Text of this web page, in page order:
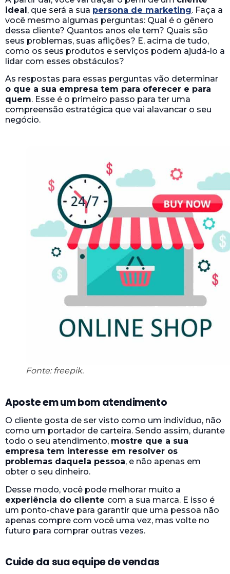
ideal, que será a sua persona de marketing. Faça a
você mesmo algumas perguntas: Qual é o gênero
dessa cliente? Quantos anos ele tem? Quais são
seus problemas, suas aflições? E, acima de tudo,
como os seus produtos e serviços podem ajudá-lo a
lidar com esses obstáculos?
As respostas para essas perguntas vão determinar
o que a sua empresa tem para oferecer e para
quem. Esse é o primeiro passo para ter uma
compreensão estratégica que vai alavancar o seu
negócio.
Fonte: freepik.
Aposte em um bom atendimento
O cliente gosta de ser visto como um indivíduo, não
como um portador de carteira. Sendo assim, durante
todo o seu atendimento, mostre que a sua
empresa tem interesse em resolver os
problemas daquela pessoa, e não apenas em
obter o seu dinheiro.
Desse modo, você pode melhorar muito a
experiência do cliente com a sua marca. E isso é
um ponto-chave para garantir que uma pessoa não
apenas compre com você uma vez, mas volte no
futuro para comprar outras vezes.
Cuide da sua equipe de vendas